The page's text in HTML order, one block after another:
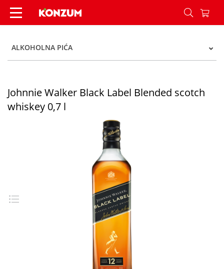
Johnnie Walker Black Label Blended scotch
ALKOHOLNA PIĆA
Johnnie Walker Black Label Blended scotch
whiskey 0,7 l